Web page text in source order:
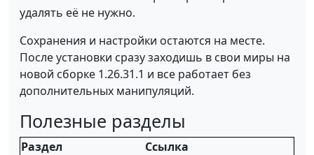
удалять её не нужно.
Сохранения и настройки остаются на месте.
После установки сразу заходишь в свои миры на
новой сборке 1.26.31.1 и все работает без
дополнительных манипуляций.
Полезные разделы
Раздел
Ссылка